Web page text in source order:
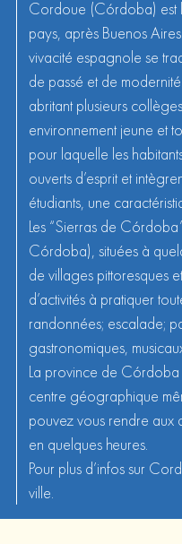
Cordoue (Córdoba) est
pays, après Buenos Aires
vivacité espagnole se
de passé et de
abritant plusieurs
environnement jeune et
pour laquelle les
ouverts d’esprit et
étudiants, une
Les “Sierras de
Córdoba), situées à
de villages pittoresques
d’activités à pratiquer
randonnées; escalade;
gastronomiques,
La province de Córdoba
centre géographique
pouvez vous rendre aux
en quelques heures.
Pour plus d’infos sur
ville.